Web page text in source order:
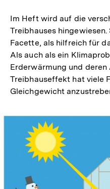
Im Heft wird auf die
Treibhauses
Facette, als hilfreich für
Als auch als ein
Erderwärmung und
Treibhauseffekt hat viele
Gleichgewicht